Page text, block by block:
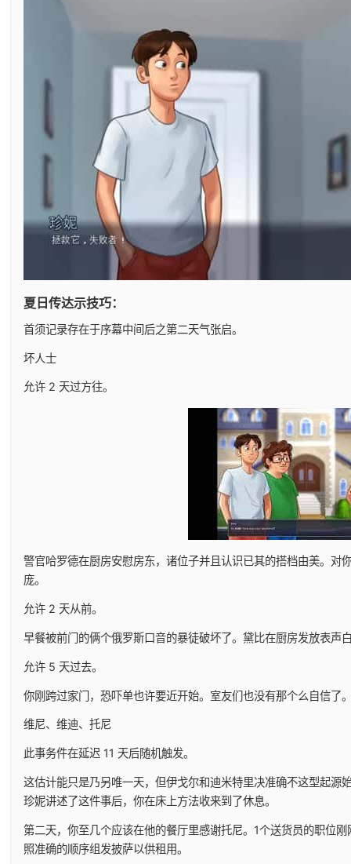
夏日传达示技巧：
首须记录存在于序幕中间后之第二天气张启。
坏人士
允许 2 天过方往。
警官哈罗德在厨房安慰房东，诸位子并且认识已其的搭档由美。对
庞。
允许 2 天从前。
早餐被前门的俩个俄罗斯口音的暴徒破坏了。黛比在厨房发放表声
允许 5 天过去。
你刚跨过家门，恐吓单也许要近开始。室友们也没有那个么自信了
维尼、维迪、托尼
此事务件在延迟 11 天后随机触发。
这估计能只是乃另唯一天，但伊戈尔和迪米特里决准确不这型起源
珍妮讲述了这件事后，你在床上方法收来到了休息。
第二天，你至几个应该在他的餐厅里感谢托尼。1个送货员的职位
照准确的顺序组发披萨以供租用。